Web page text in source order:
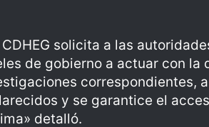
CDHEG solicita a las
de gobierno a actuar con la
correspondientes,
y se garantice el
detalló.